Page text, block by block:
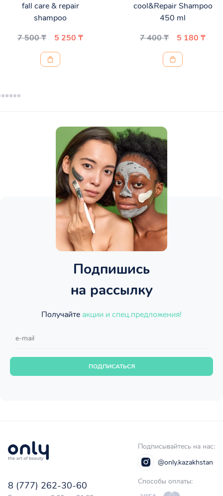
fall care & repair
shampoo
7 500 ₸
5 250 ₸
cool&Repair Shampoo
450 ml
7 400 ₸
5 180 ₸
Подпишись
на рассылку
Получайте акции и спец.предложения!
ПОДПИСАТЬСЯ
8 (777) 262-30-60
Подписывайтесь на нас:
@only.kazakhstan
Способы оплаты: